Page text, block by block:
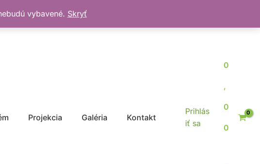
vybavené. Skryť
Projekcia Galéria Kontakt
Prihlás
iť sa
0
,
0
0